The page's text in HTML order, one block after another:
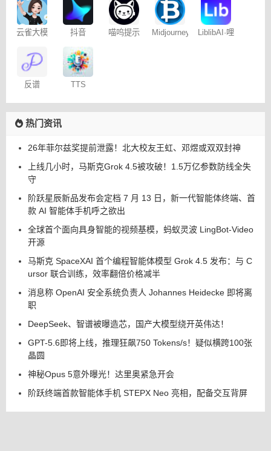
记
聊天
云雀大模
抖音
– 免费
喵呜提示
Midjourney
LiblibAI·哩
反谱
TTS
热门资讯
26年菲尔兹奖提前泄露！北大校友王虹、邓煜或双双封神
上线几小时，马斯克Grok 4.5被攻破！1.5万亿参数防线全失
守
阶跃星辰新品发布会定档 7 月 13 日，新一代智能体终端、首
款 AI 智能体手机呼之欲出
全球首个面向具身智能的视频基模，蚂蚁灵波 LingBot-Video
开源
马斯克 SpaceXAI 首个编程智能体模型 Grok 4.5 发布：与 C
ursor 联合训练，效率翻倍价格减半
消息称 OpenAI 安全系统负责人 Johannes Heidecke 即将离
职
DeepSeek、智谱被曝造芯，国产大模型绕开英伟达！
GPT-5.6即将上线，推理狂飙750 Tokens/s！疑似横跨100张
晶圆
神秘Opus 5意外曝光！达里奥紧急开会
阶跃终端首款智能体手机 STEPX Neo 亮相，配备交互背屏